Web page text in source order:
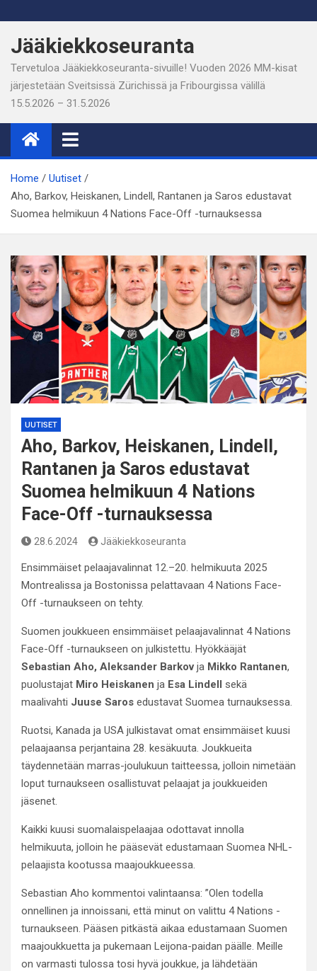
to
content
Jääkiekkoseuranta
Tervetuloa Jääkiekkoseuranta-sivuille! Vuoden 2026 MM-kisat
järjestetään Sveitsissä Zürichissä ja Fribourgissa välillä
15.5.2026 – 31.5.2026
Home
Uutiset
Aho, Barkov, Heiskanen, Lindell, Rantanen ja Saros edustavat
Suomea helmikuun 4 Nations Face-Off -turnauksessa
UUTISET
Aho, Barkov, Heiskanen, Lindell,
Rantanen ja Saros edustavat
Suomea helmikuun 4 Nations
Face-Off -turnauksessa
28.6.2024 Jääkiekkoseuranta
Ensimmäiset pelaajavalinnat 12.–20. helmikuuta 2025
Montrealissa ja Bostonissa pelattavaan 4 Nations Face-
Off -turnaukseen on tehty.
Suomen joukkueen ensimmäiset pelaajavalinnat 4 Nations
Face-Off -turnaukseen on julkistettu. Hyökkääjät
Sebastian Aho, Aleksander Barkovja Mikko Rantanen,
puolustajat Miro Heiskanen ja Esa Lindell sekä
maalivahti Juuse Saros edustavat Suomea turnauksessa.
Ruotsi, Kanada ja USA julkistavat omat ensimmäiset kuusi
pelaajaansa perjantaina 28. kesäkuuta. Joukkueita
täydennetään marras-joulukuun taitteessa, jolloin nimetään
loput turnaukseen osallistuvat pelaajat ja joukkueiden
jäsenet.
Kaikki kuusi suomalaispelaajaa odottavat innolla
helmikuuta, jolloin he pääsevät edustamaan Suomea NHL-
pelaajista kootussa maajoukkueessa.
Sebastian Aho kommentoi valintaansa: ”Olen todella
onnellinen ja innoissani, että minut on valittu 4 Nations -
turnaukseen. Pääsen pitkästä aikaa edustamaan Suomen
maajoukkuetta ja pukemaan Leijona-paidan päälle. Meille
on varmasti tulossa tosi hyvä joukkue, ja lähdetään